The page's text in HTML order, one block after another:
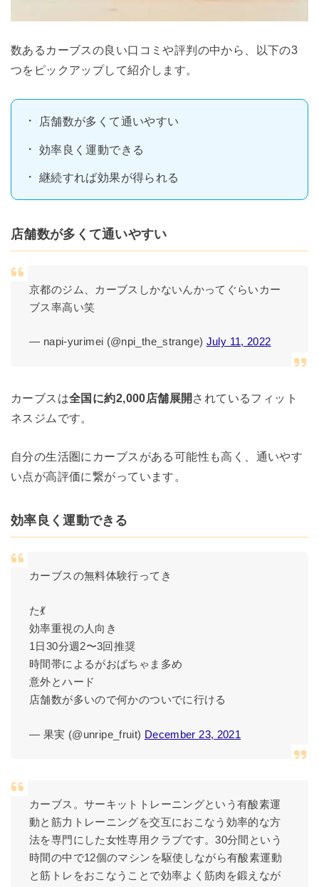
数あるカーブスの良い口コミや評判の中から、以下の3
つをピックアップして紹介します。
店舗数が多くて通いやすい
効率良く運動できる
継続すれば効果が得られる
店舗数が多くて通いやすい
京都のジム、カーブスしかないんかってぐらいカー
ブス率高い笑
— napi-yurimei (@npi_the_strange) July 11, 2022
カーブスは全国に約2,000店舗展開 されているフィット
ネスジムです。
自分の生活圏にカーブスがある可能性も高く、通いやす
い点が高評価に繋がっています。
効率良く運動できる
カーブスの無料体験行ってき
た💃
効率重視の人向き
1日30分週2〜3回推奨
時間帯によるがおばちゃま多め
意外とハード
店舗数が多いので何かのついでに行ける
— 果実 (@unripe_fruit) December 23, 2021
カーブス。サーキットトレーニングという有酸素運
動と筋力トレーニングを交互におこなう効率的な方
法を専門にした女性専用クラブです。30分間という
時間の中で12個のマシンを駆使しながら有酸素運動
と筋トレをおこなうことで効率よく筋肉を鍛えなが